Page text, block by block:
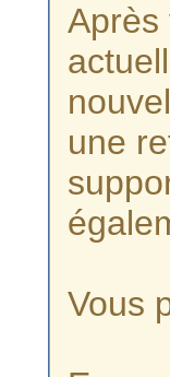
Après
une
Vous